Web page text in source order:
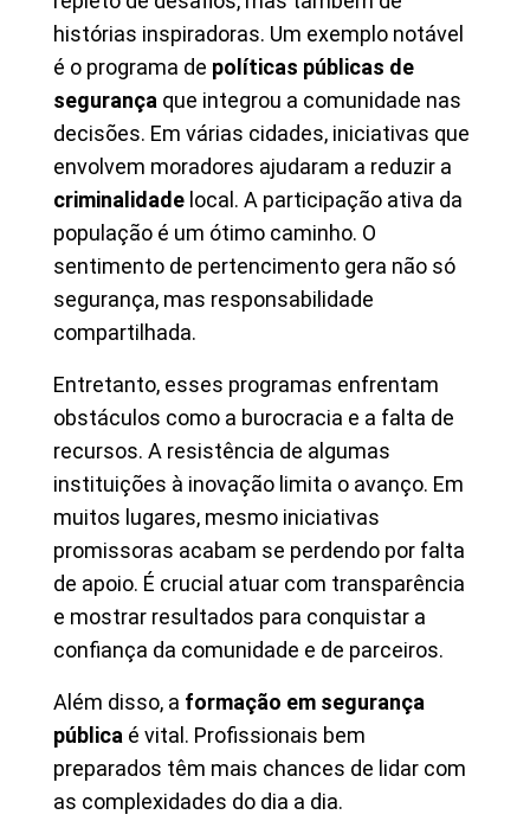
histórias inspiradoras. Um exemplo notável
é o programa de políticas públicas de
segurança que integrou a comunidade nas
decisões. Em várias cidades, iniciativas que
envolvem moradores ajudaram a reduzir a
criminalidade local. A participação ativa da
população é um ótimo caminho. O
sentimento de pertencimento gera não só
segurança, mas responsabilidade
compartilhada.
Entretanto, esses programas enfrentam
obstáculos como a burocracia e a falta de
recursos. A resistência de algumas
instituições à inovação limita o avanço. Em
muitos lugares, mesmo iniciativas
promissoras acabam se perdendo por falta
de apoio. É crucial atuar com transparência
e mostrar resultados para conquistar a
confiança da comunidade e de parceiros.
Além disso, a formação em segurança
pública é vital. Profissionais bem
preparados têm mais chances de lidar com
as complexidades do dia a dia.